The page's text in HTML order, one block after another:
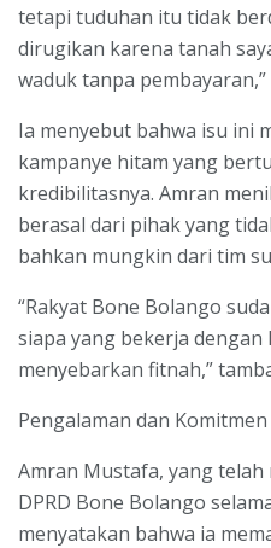
tetapi tuduhan itu tidak
dirugikan karena tanah
waduk tanpa
Ia menyebut bahwa isu ini
kampanye hitam yang
kredibilitasnya. Amran
berasal dari pihak yang
bahkan mungkin dari tim
“Rakyat Bone Bolango
siapa yang bekerja dengan
menyebarkan fitnah,”
Pengalaman dan
Amran Mustafa, yang
DPRD Bone Bolango
menyatakan bahwa ia